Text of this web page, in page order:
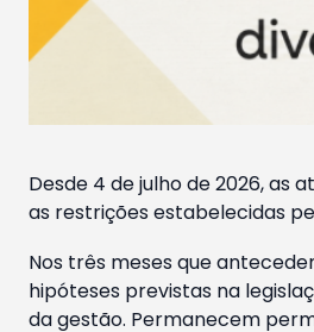
Desde 4 de julho de 2026, as
as restrições estabelecidas
Nos três meses que
hipóteses previstas na
da gestão. Permanecem